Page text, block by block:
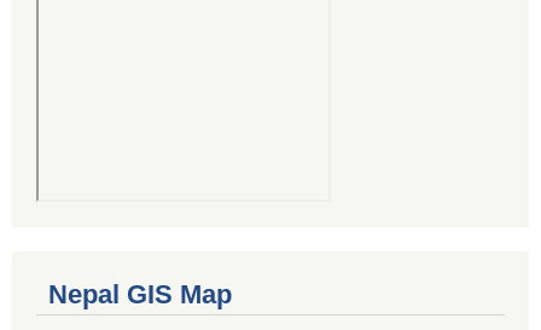
Nepal GIS Map